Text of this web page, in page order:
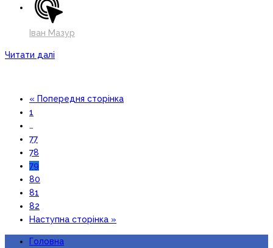
Іван Мазур
Читати далі
« Попередня сторінка
1
…
77
78
79
80
81
82
Наступна сторінка »
Головна